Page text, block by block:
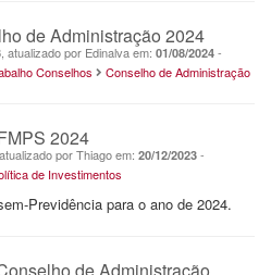
de Administração 2024
, atualizado por Edinalva em: 01/08/2024 -
Conselhos Conselho de Administração
2024
, atualizado por Thiago em: 20/12/2023 -
de Investimentos
Previdência para o ano de 2024.